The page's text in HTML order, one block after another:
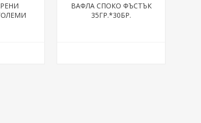
ВАФЛА СПОКО ФЪСТЪК
35ГР.*30БР.